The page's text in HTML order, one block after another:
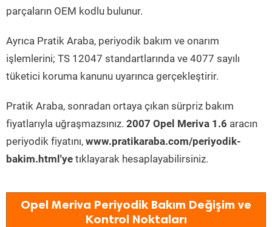
parçaların OEM kodlu bulunur.
Ayrıca Pratik Araba, periyodik bakım ve onarım
işlemlerini; TS 12047 standartlarında ve 4077 sayılı
tüketici koruma kanunu uyarınca gerçekleştirir.
Pratik Araba, sonradan ortaya çıkan sürpriz bakım
fiyatlarıyla uğraşmazsınız. 2007 Opel Meriva 1.6 aracın
periyodik fiyatını, www.pratikaraba.com/periyodik-
bakim.html'ye tıklayarak hesaplayabilirsiniz.
Opel Meriva Periyodik Bakım Değişim ve
Kontrol Noktaları